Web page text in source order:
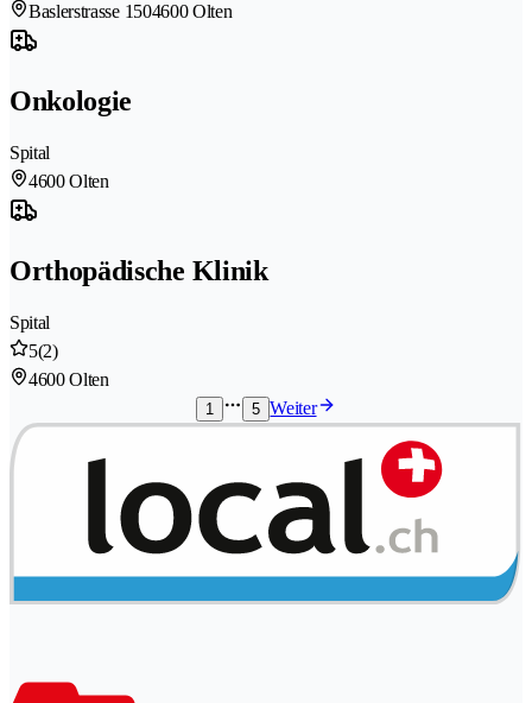
Baslerstrasse 1504600 Olten
Onkologie
Spital
4600 Olten
Orthopädische Klinik
Spital
5(2)
4600 Olten
1 5 Weiter